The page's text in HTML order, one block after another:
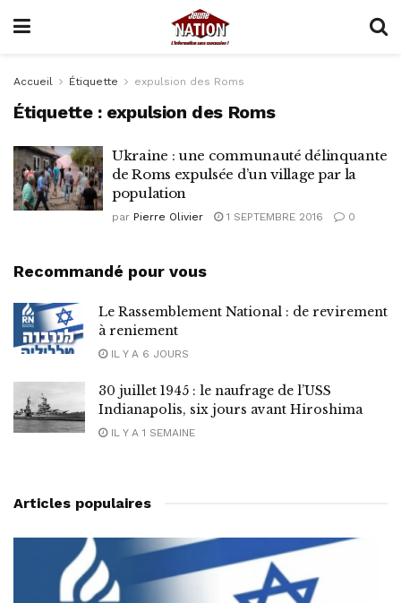
Accueil Étiquette expulsion des Roms
Étiquette : expulsion des Roms
Ukraine : une communauté délinquante
de Roms expulsée d’un village par la
population
par Pierre Olivier 1 SEPTEMBRE 2016 0
Recommandé pour vous
Le Rassemblement National : de revirement
à reniement
IL Y A 6 JOURS
30 juillet 1945 : le naufrage de l’USS
Indianapolis, six jours avant Hiroshima
IL Y A 1 SEMAINE
Articles populaires